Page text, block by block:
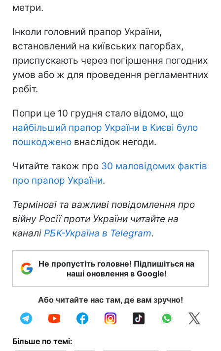
метри.
Інколи головний прапор України,
встановлений на київських пагорбах,
приспускають через погіршення погодних
умов або ж для проведення регламентних
робіт.
Попри це 10 грудня стало відомо, що
найбільший прапор України в Києві було
пошкоджено внаслідок негоди.
Читайте також про 30 маловідомих фактів
про прапор України.
Термінові та важливі повідомлення про
війну Росії проти України читайте на
каналі РБК-Україна в Telegram.
Не пропустіть головне! Підпишіться на
наші оновлення в Google!
Або читайте нас там, де вам зручно!
Більше по темі: